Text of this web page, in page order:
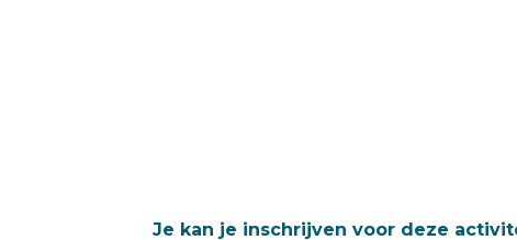
Je kan je inschrijven voor deze